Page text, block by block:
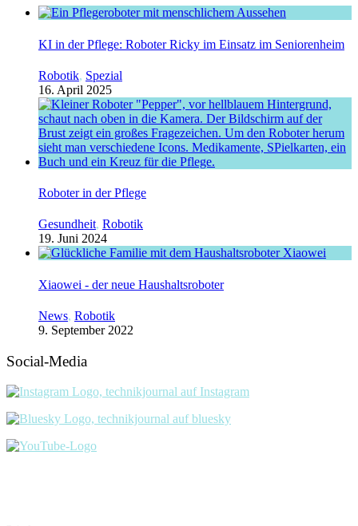
KI in der Pflege: Roboter Ricky im Einsatz im Seniorenheim
Robotik, Spezial
16. April 2025
Roboter in der Pflege
Gesundheit, Robotik
19. Juni 2024
Xiaowei - der neue Haushaltsroboter
News, Robotik
9. September 2022
Social-Media